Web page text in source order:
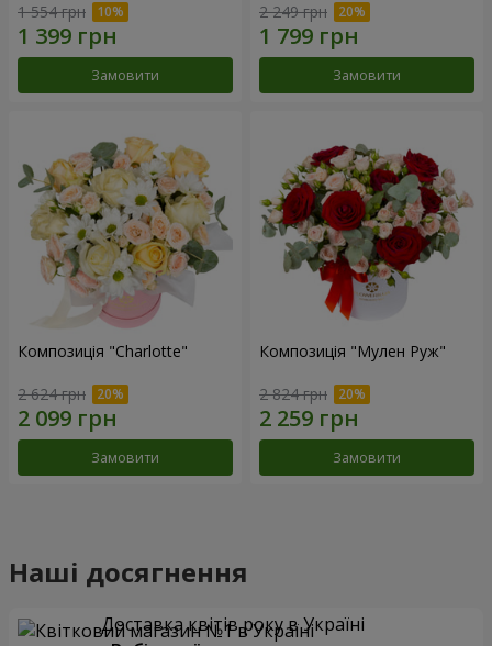
1 554 грн
Замовити
2 249 грн
Замовити
Композиція "Charlotte"
2 624 грн
Замовити
Композиція "Мулен Руж"
2 824 грн
Замовити
Наші досягнення
Доставка квітів року в Україні